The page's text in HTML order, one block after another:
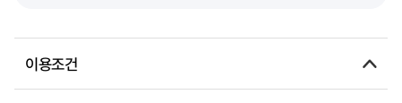
이용조건